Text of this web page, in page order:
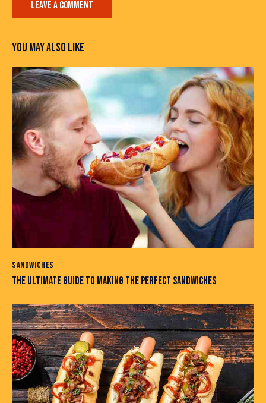
YOU MAY ALSO LIKE
SANDWICHES
THE ULTIMATE GUIDE TO MAKING THE PERFECT SANDWICHES